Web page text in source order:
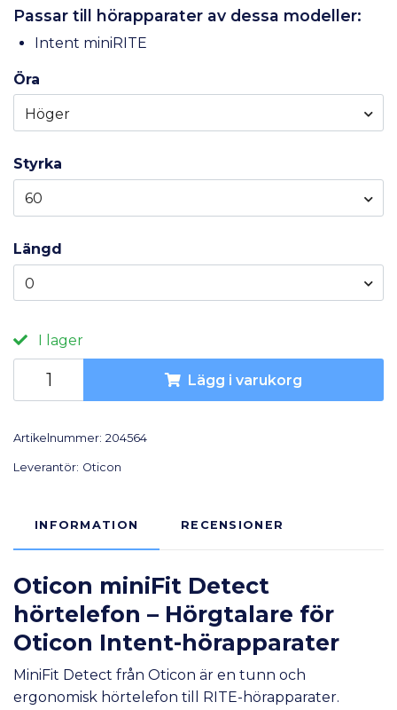
Passar till hörapparater av dessa modeller:
Intent miniRITE
Öra
Höger
Styrka
60
Längd
0
I lager
Lägg i varukorg
Artikelnummer: 204564
Leverantör: Oticon
INFORMATION RECENSIONER
Oticon miniFit Detect
hörtelefon – Hörgtalare för
Oticon Intent-hörapparater
MiniFit Detect från Oticon är en tunn och
ergonomisk hörtelefon till RITE-hörapparater.